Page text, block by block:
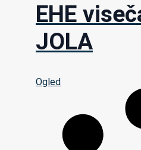
EHE
JOLA
Ogled